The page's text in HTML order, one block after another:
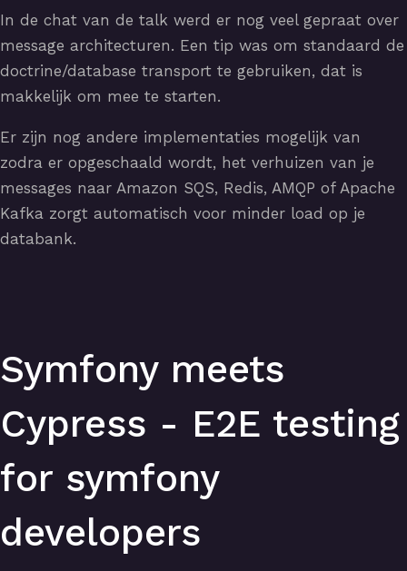
In de chat van de talk werd er nog veel gepraat over
message architecturen. Een tip was om standaard de
doctrine/database transport te gebruiken, dat is
makkelijk om mee te starten.
Er zijn nog andere implementaties mogelijk van
zodra er opgeschaald wordt, het verhuizen van je
messages naar Amazon SQS, Redis, AMQP of Apache
Kafka zorgt automatisch voor minder load op je
databank.
Symfony meets
Cypress - E2E testing
for symfony
developers